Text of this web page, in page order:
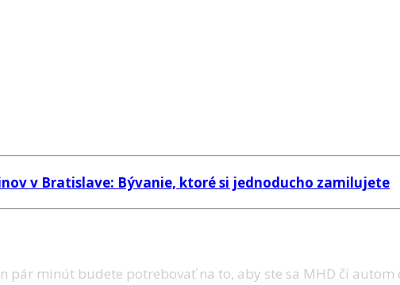
v Bratislave: Bývanie, ktoré si jednoducho zamilujete
pár minút budete potrebovať na to, aby ste sa MHD či